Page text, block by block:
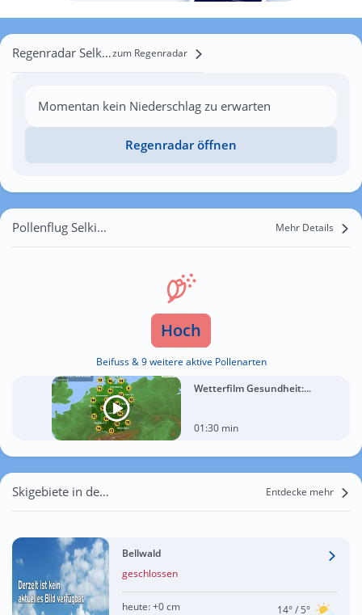
Regenradar Selkingenzum Regenradar
Momentan kein Niederschlag zu erwarten
Regenradar öffnen
Pollenflug Selkingen Mehr Details
Hoch
Beifuss & 9 weitere aktive Pollenarten
Wetterfilm Gesundheit:...
01:30 min
Skigebiete in der Nähe von Selkingen Entdecke mehr
Bellwald
geschlossen
heute:+0 cm 14°/ 5°